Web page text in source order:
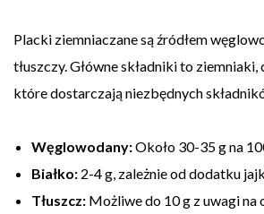
Placki ziemniaczane są źródłem
tłuszczy. Główne składniki to ziemniaki,
które dostarczają niezbędnych
Węglowodany:Około 30-35 g na
Białko: 2-4 g, zależnie od dodatku
Tłuszcz: Możliwe do 10 g z uwagi na